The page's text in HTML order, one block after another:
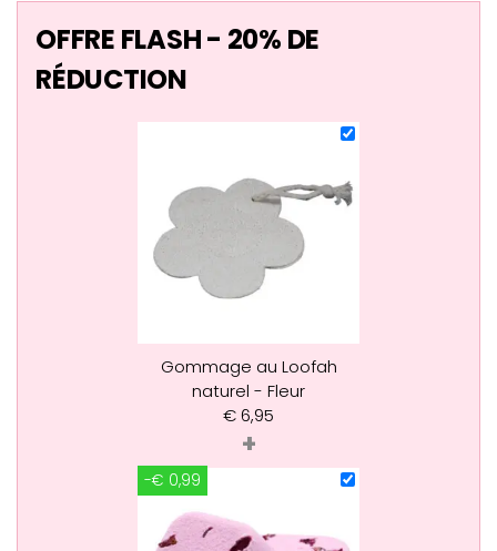
OFFRE FLASH - 20% DE
RÉDUCTION
Gommage au Loofah
naturel - Fleur
€6,95
+
-€ 0,99